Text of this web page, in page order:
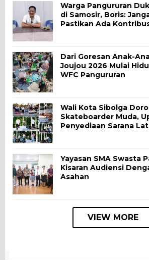
Warga Pangururan
di Samosir, Boris:
Pastikan Ada
Dari Goresan Anak-
Joujou 2026 Mulai
WFC Pangururan
Wali Kota Sibolga
Skateboarder Muda,
Penyediaan Sarana
Yayasan SMA Swasta
Kisaran Audiensi
Asahan
VIEW MORE